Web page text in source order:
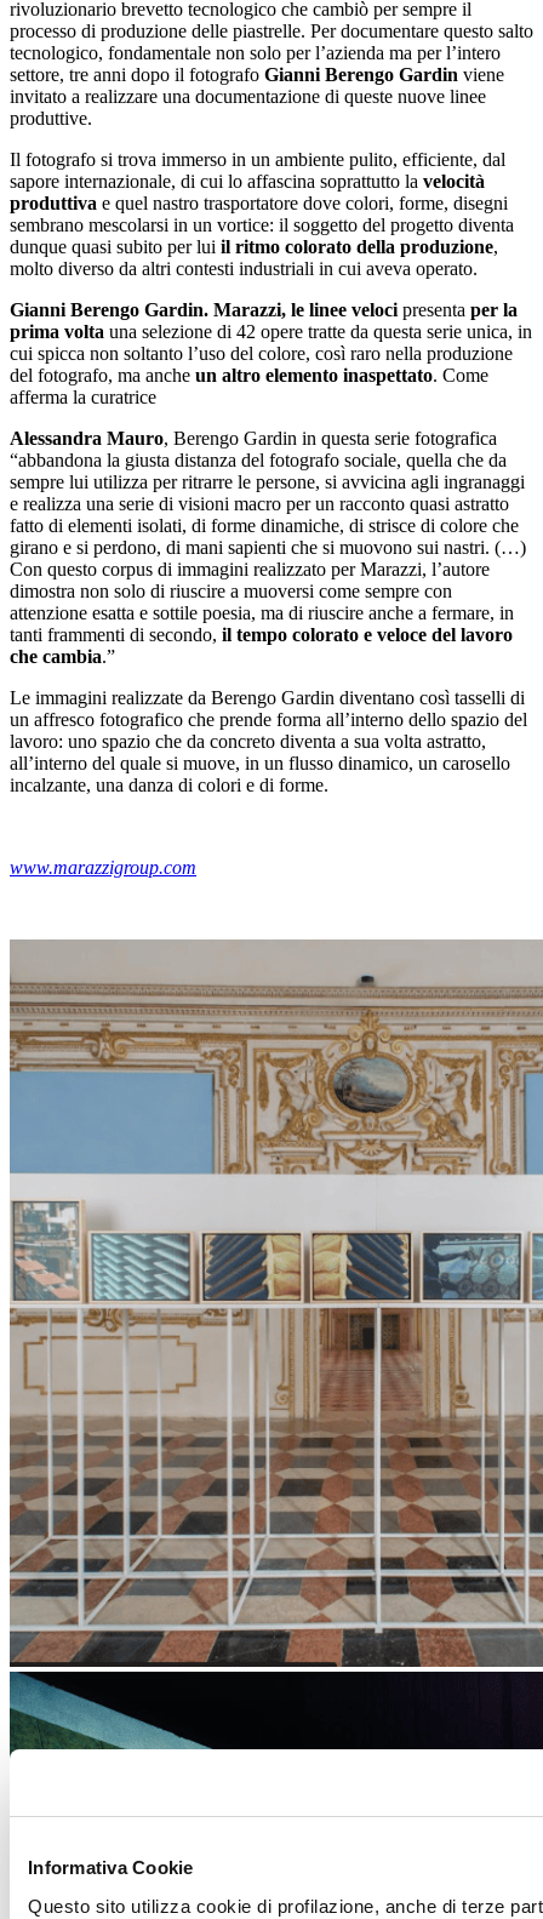
Informativa Cookie
Questo sito utilizza cookie di profilazione, anche di terze
rivoluzionario brevetto tecnologico che cambiò per sempre il
processo di produzione delle piastrelle. Per documentare questo salto
tecnologico, fondamentale non solo per l’azienda ma per l’intero
settore, tre anni dopo il fotografo Gianni Berengo Gardin viene
invitato a realizzare una documentazione di queste nuove linee
produttive.
Il fotografo si trova immerso in un ambiente pulito, efficiente, dal
sapore internazionale, di cui lo affascina soprattutto la velocità
produttiva e quel nastro trasportatore dove colori, forme, disegni
sembrano mescolarsi in un vortice: il soggetto del progetto diventa
dunque quasi subito per lui il ritmo colorato della produzione,
molto diverso da altri contesti industriali in cui aveva operato.
Gianni Berengo Gardin. Marazzi, le linee velocipresenta per la
prima volta una selezione di 42 opere tratte da questa serie unica, in
cui spicca non soltanto l’uso del colore, così raro nella produzione
del fotografo, ma anche un altro elemento inaspettato. Come
afferma la curatrice
Alessandra Mauro, Berengo Gardin in questa serie fotografica
“abbandona la giusta distanza del fotografo sociale, quella che da
sempre lui utilizza per ritrarre le persone, si avvicina agli ingranaggi
e realizza una serie di visioni macro per un racconto quasi astratto
fatto di elementi isolati, di forme dinamiche, di strisce di colore che
girano e si perdono, di mani sapienti che si muovono sui nastri. (…)
Con questo corpus di immagini realizzato per Marazzi, l’autore
dimostra non solo di riuscire a muoversi come sempre con
attenzione esatta e sottile poesia, ma di riuscire anche a fermare, in
tanti frammenti di secondo, il tempo colorato e veloce del lavoro
che cambia.”
Le immagini realizzate da Berengo Gardin diventano così tasselli di
un affresco fotografico che prende forma all’interno dello spazio del
lavoro: uno spazio che da concreto diventa a sua volta astratto,
all’interno del quale si muove, in un flusso dinamico, un carosello
incalzante, una danza di colori e di forme.
www.marazzigroup.com